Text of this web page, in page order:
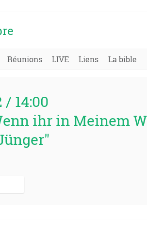
Réunions LIVE Liens La bible
/ 14:00
ihr in Meinem